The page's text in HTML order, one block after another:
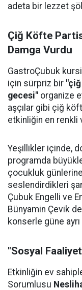
adeta bir lezzet
Çiğ Köfte
Damga Vurdu
GastroÇubuk
için sürpriz bir
gecesi" organize
aşçılar gibi çiğ
etkinliğin en renkli
Yeşillikler içinde,
programda
çocukluk
seslendirdikleri
Çubuk Engelli ve
Bünyamin Çevik
konserle güne
"Sosyal
Etkinliğin ev
Sorumlusu